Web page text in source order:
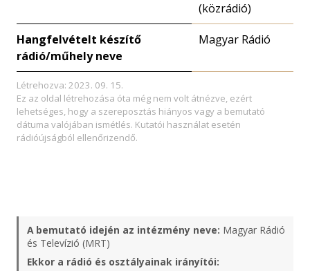
(közrádió)
Hangfelvételt készítő
rádió/műhely neve
Magyar Rádió
Létrehozva: 2023. 09. 15.
Ez az oldal létrehozása óta még nem volt átnézve, ezért
lehetséges, hogy a szereposztás hiányos vagy a bemutató
dátuma valójában ismétlés. Kutatói használat esetén
rádióújságból ellenőrizendő.
A bemutató idején az intézmény neve: Magyar Rádió
és Televízió (MRT)
Ekkor a rádió és osztályainak irányítói: